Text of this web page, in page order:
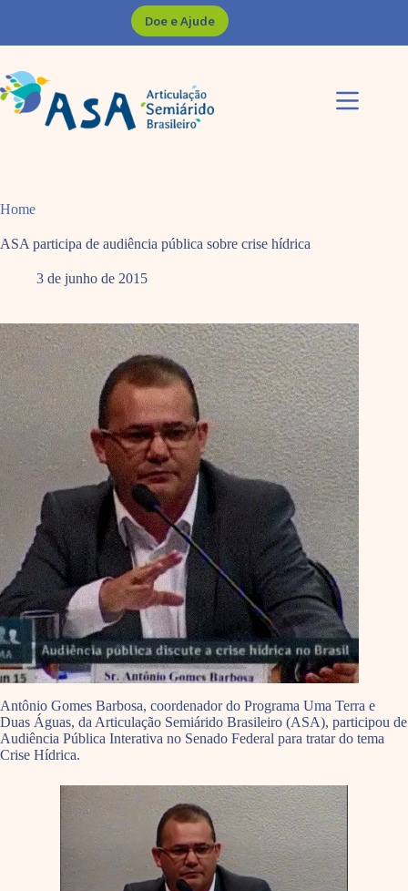
Doe e Ajude
Home
ASA participa de audiência pública sobre crise hídrica
3 de junho de 2015
Antônio Gomes Barbosa, coordenador do Programa Uma Terra e
Duas Águas, da Articulação Semiárido Brasileiro (ASA), participou de
Audiência Pública Interativa no Senado Federal para tratar do tema
Crise Hídrica.